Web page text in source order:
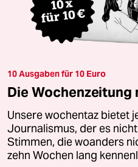
10 Ausgaben für 10 Euro
Die
Unsere wochentaz bietet
Journalismus, der es
Stimmen, die woanders
zehn Wochen lang